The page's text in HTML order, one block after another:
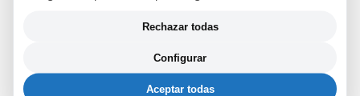
un servicio de reparación autorizado.
Rechazar todas
Configurar
Aceptar todas